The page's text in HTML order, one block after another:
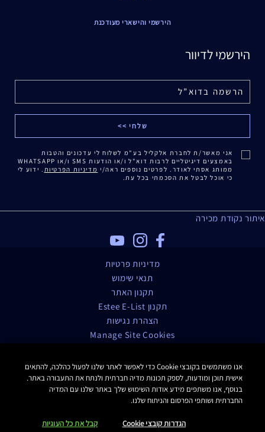
הירשמי והישארי מעודכנת
הירשמי לדיוור
אני מאשר/ת לחברת אלקליל בע"מ לשלוח לי עדכונים והטבות
באמצעים דיגיטליים לרבות דוא"ל ו/או הודעות SMS ו/או WHATSAPP
ממותג אסתי לאודר. לפרטים נוספים ראה/י מדיניות הפרטיות . ידוע לי
כי אוכל לבטל את הסכמתי בכל עת.
איתור נקודת מכירה
מדיניות פרטיות
תנאי שימוש
תקנון האתר
תקנון Estee E-List
הצהרת נגישות
Manage Site Cookies
אנו משתמשים בקובצי Cookie כדי לאפשר לאתר שלנו לפעול כהלכה, להתאים
אישית תוכן ומודעות, לספק תכונות מדיה חברתית ולנתח את התעבורה באתר.
בנוסף, אנו משתפים מידע אודות השימוש שלך באתר שלנו עם המדיה
החברתית ושותפי הפרסום והניתוח שלנו.
הגדרות קובצי Cookie קבל את כל העוגיות